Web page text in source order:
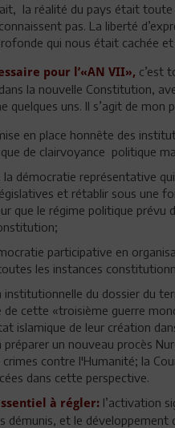
la réalité du pays était
pas. La liberté
qui nous était cachée
pour l’«AN VII», c’est
la nouvelle Constitution,
quelques uns. Il s’agit de mon
en place honnête des
de clairvoyance politique
démocratie représentative
et rétablir sous une
que le régime politique
participative en
les instances
du dossier du
de cette «troisième guerre
islamique de leur création
un nouveau procès
crimes contre l'Humanité; la
dans cette perspective.
à régler: l’activation
démunis, et le